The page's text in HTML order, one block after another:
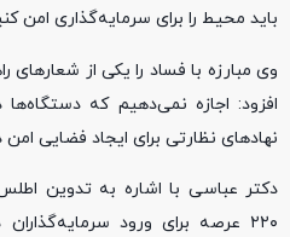
باید محیط را برای سرمایه‌گذاری امن
وی مبارزه با فساد را یکی از
افزود: اجازه نمی‌دهیم که
نهادهای نظارتی برای ایجاد فضایی
دکتر عباسی با اشاره به تدوین
۲۲۰ عرصه برای ورود